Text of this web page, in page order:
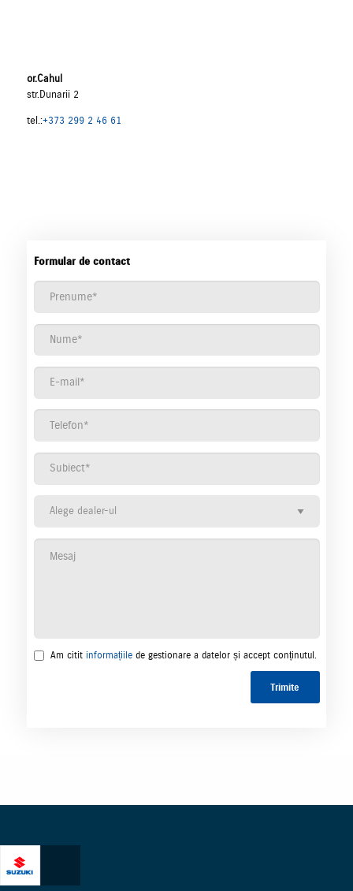
or.Cahul
str.Dunarii 2
tel.:+373 299 2 46 61
Formular de contact
Am citit informațiile de gestionare a datelor și accept conținutul.
Trimite